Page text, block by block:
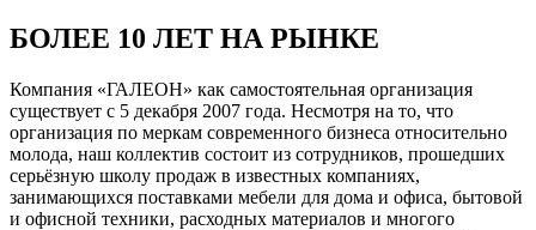
БОЛЕЕ 10 ЛЕТ НА РЫНКЕ
Компания «ГАЛЕОН» как самостоятельная организация
существует с 5 декабря 2007 года. Несмотря на то, что
организация по меркам современного бизнеса относительно
молода, наш коллектив состоит из сотрудников, прошедших
серьёзную школу продаж в известных компаниях,
занимающихся поставками мебели для дома и офиса, бытовой
и офисной техники, расходных материалов и многого